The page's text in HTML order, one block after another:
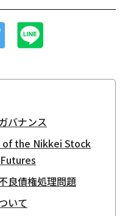
バナンス
the Nikkei Stock
良債権処理問題
いて